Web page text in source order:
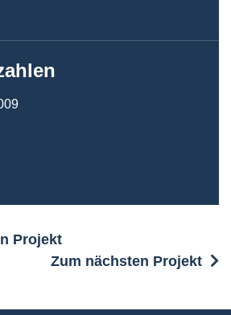
Projekt
Zum nächsten Projekt